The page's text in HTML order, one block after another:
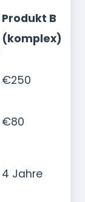
Produkt B
(komplex)
€250
€80
4 Jahre